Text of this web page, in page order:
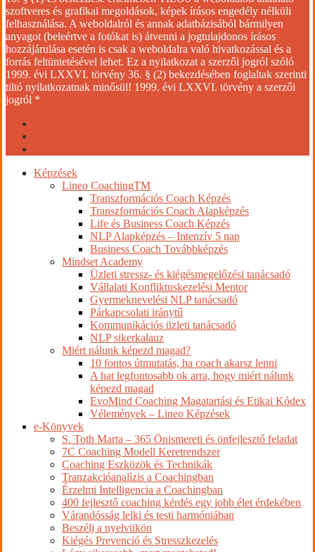
szoftveres és grafikai megoldások, képek írásos engedély nélküli
felhasználása. A weboldalról és annak adatbázisából bármilyen
anyagot (beleértve a fotókat is) átvenni a jogtulajdonos írásos
hozzájárulása esetén is csak a weboldalra való hivatkozással és a
forrás feltüntetésével lehet. Ez a nyilatkozat a szerzői jogról szóló
1999. évi LXXVI. törvény 36. § (2) bekezdésében foglaltak szerinti
tiltó nyilatkozatnak minősül! 1999. évi LXXVI. törvény a szerzői
jogról *
Close
Képzések
Lineo CoachingTM
Transzformációs Coach Képzés
Transzformációs Coach Alapképzés
Life és Business Coach Képzés
NLP Alapképzés – Intenzív 5 nap
Business Coach Továbbképzés
Mindset Academy
Üzleti stressz- és kiégésmegelőzési tanácsadó
Vállalati Konfliktuskezelési Mentor
Gyermeknevelési NLP tanácsadó
Párkapcsolati iránytű
Kommunikációs üzleti tanácsadó
NLP sikerkalauz
Miért nálunk képezd magad?
10 fontos útmutatás, ha coach akarsz lenni
A hat legfontosabb ok arra, hogy miért nálunk
képezd magad
EvoMind Coaching Magatartási és Etikai Kódex
Vélemények – Lineo Képzések
e-Könyvek
S. Toth Marta – 365 Önismereti és önfejlesztő feladat
7C Coaching Modell Keretrendszer
Coaching Eszközök és Technikák
Tranzakcióanalízis a Coachingban
Érzelmi Intelligencia a Coachingban
400 fejlesztő coaching kérdés egy jobb élet érdekében
Várandósság lelki és testi harmóniában
Beszélj a nyelvükön
Kiégés Prevenció és Stresszkezelés